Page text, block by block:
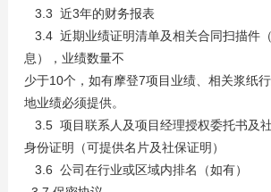
3.3 近3年的财务报表
3.4 近期业绩证明清单及相关合同扫描件
息），业绩数量不
少于10个，如有摩登7项目业绩、相关浆纸
地业绩必须提供。
3.5 项目联系人及项目经理授权委托书及
身份证明（可提供名片及社保证明）
3.6 公司在行业或区域内排名（如有）